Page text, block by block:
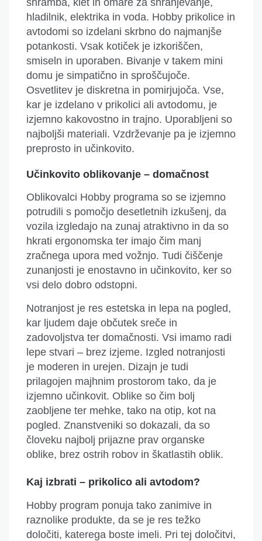
hladilnik, elektrika in voda. Hobby prikolice in
avtodomi so izdelani skrbno do najmanjše
potankosti. Vsak kotiček je izkoriščen,
smiseln in uporaben. Bivanje v takem mini
domu je simpatično in sproščujoče.
Osvetlitev je diskretna in pomirjujoča. Vse,
kar je izdelano v prikolici ali avtodomu, je
izjemno kakovostno in trajno. Uporabljeni so
najboljši materiali. Vzdrževanje pa je izjemno
preprosto in učinkovito.
Učinkovito oblikovanje – domačnost
Oblikovalci Hobby programa so se izjemno
potrudili s pomočjo desetletnih izkušenj, da
vozila izgledajo na zunaj atraktivno in da so
hkrati ergonomska ter imajo čim manj
zračnega upora med vožnjo. Tudi čiščenje
zunanjosti je enostavno in učinkovito, ker so
vsi delo dobro odstopni.
Notranjost je res estetska in lepa na pogled,
kar ljudem daje občutek sreče in
zadovoljstva ter domačnosti. Vsi imamo radi
lepe stvari – brez izjeme. Izgled notranjosti
je moderen in urejen. Dizajn je tudi
prilagojen majhnim prostorom tako, da je
izjemno učinkovit. Oblike so čim bolj
zaobljene ter mehke, tako na otip, kot na
pogled. Znanstveniki so dokazali, da so
človeku najbolj prijazne prav organske
oblike, brez ostrih robov in škatlastih oblik.
Kaj izbrati – prikolico ali avtodom?
Hobby program ponuja tako zanimive in
raznolike produkte, da se je res težko
določiti, katerega boste imeli. Pri tej določitvi,